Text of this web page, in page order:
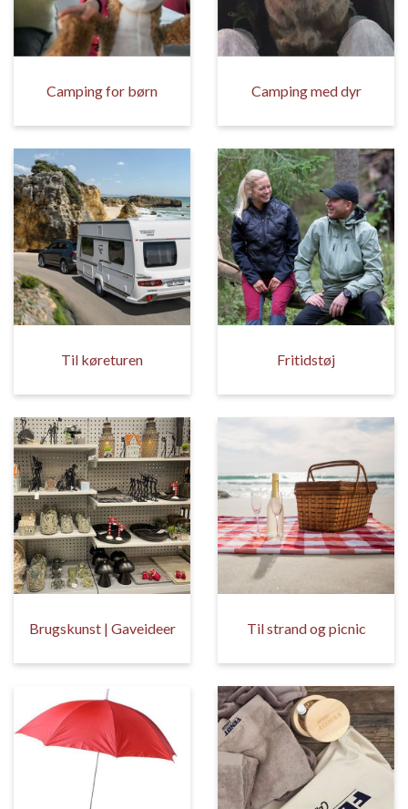
Camping for børn Camping med dyr
Til køreturen Fritidstøj
Brugskunst | Gaveideer Til strand og picnic